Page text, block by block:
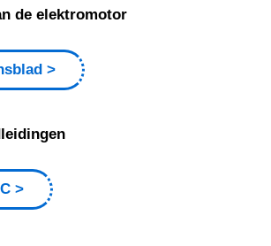
de elektromotor